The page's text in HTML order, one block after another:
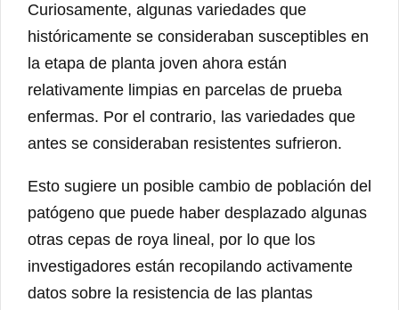
Curiosamente, algunas variedades que
históricamente se consideraban susceptibles en
la etapa de planta joven ahora están
relativamente limpias en parcelas de prueba
enfermas. Por el contrario, las variedades que
antes se consideraban resistentes sufrieron.
Esto sugiere un posible cambio de población del
patógeno que puede haber desplazado algunas
otras cepas de roya lineal, por lo que los
investigadores están recopilando activamente
datos sobre la resistencia de las plantas